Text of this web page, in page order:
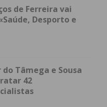
de Ferreira vai
Desporto e
Tâmega e Sousa
42